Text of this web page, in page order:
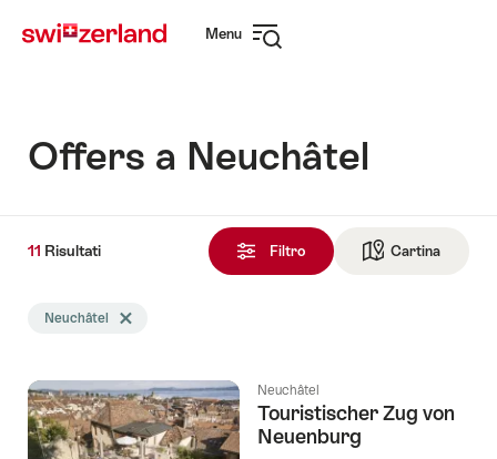
rapida
Menu
Offers a Neuchâtel
Risultati
Filtro Cartina
11 Risultati
ricerca
filtrata
base
Neuchâtel Elimina tag Neuchâtel
Neuchâtel
Touristischer Zug von
Neuenburg